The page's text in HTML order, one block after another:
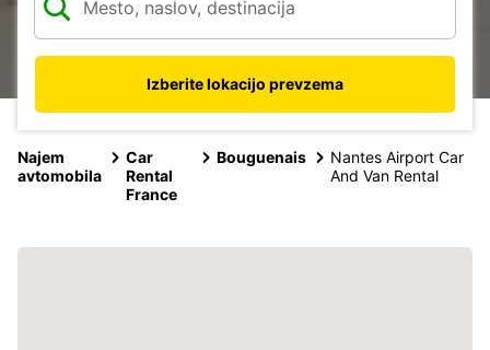
Izberite lokacijo prevzema
Najem
avtomobila
Car
Rental
France
Bouguenais
Nantes Airport Car
And Van Rental